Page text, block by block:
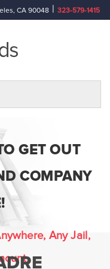
CA 90048 | 323-579-1415
GET OUT
COMPANY
Any Jail,